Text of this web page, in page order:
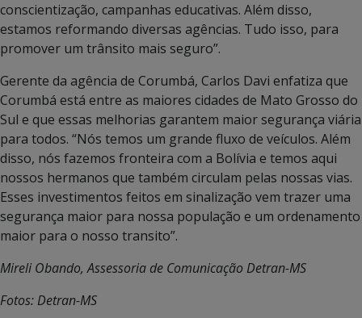
conscientização, campanhas educativas. Além disso,
estamos reformando diversas agências. Tudo isso, para
promover um trânsito mais seguro”.
Gerente da agência de Corumbá, Carlos Davi enfatiza que
Corumbá está entre as maiores cidades de Mato Grosso do
Sul e que essas melhorias garantem maior segurança viária
para todos. “Nós temos um grande fluxo de veículos. Além
disso, nós fazemos fronteira com a Bolívia e temos aqui
nossos hermanos que também circulam pelas nossas vias.
Esses investimentos feitos em sinalização vem trazer uma
segurança maior para nossa população e um ordenamento
maior para o nosso transito”.
Mireli Obando, Assessoria de Comunicação Detran-MS
Fotos: Detran-MS